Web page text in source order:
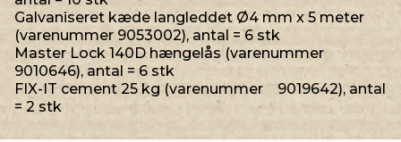
Galvaniseret kæde langleddet Ø4 mm x 5 meter
(varenummer 9053002), antal = 6 stk
Master Lock 140D hængelås (varenummer
9010646), antal = 6 stk
FIX-IT cement 25 kg (varenummer 9019642), antal
= 2 stk